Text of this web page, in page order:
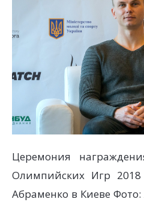
Церемония
Олимпийских Игр
Абраменко в Киеве Фото: